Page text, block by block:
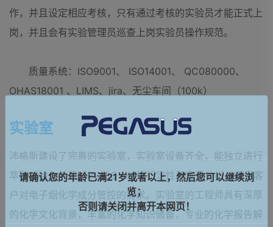
作，并且设定相应考核，只有通过考核的实验员才能正式上
岗，并且会有实验管理员巡查上岗实验员操作规范。
质量系统：ISO9001、 ISO14001、 QC080000、
OHAS18001 、LIMS、jira、无尘车间（100k）
实验室
沛格斯建设了完善的实验室，实验室设备齐全，能独立进行
萃取试验，并通过Py-GC-MS进行定性和定量分析，满足客
户对电子烟化学成分管控的需求。实验室的工程师具有深厚
的化学文化背景，丰富的化学知识储备，专业的化学报告解
请确认您的年龄已满21岁或者以上，然后您可以继续浏
览；
否则请关闭并离开本网页！